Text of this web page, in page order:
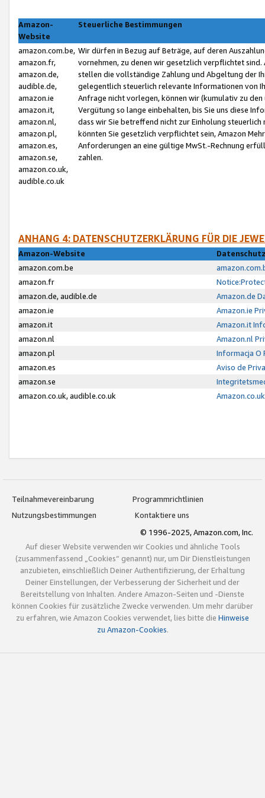
Amazon-
Website
Steuerliche Bestimmungen
amazon.com.be,
amazon.fr,
amazon.de,
audible.de,
amazon.ie
amazon.it,
amazon.nl,
amazon.pl,
amazon.es,
amazon.se,
amazon.co.uk,
audible.co.uk
Wir dürfen in Bezug auf Beträge, auf deren
vornehmen, zu denen wir gesetzlich verpflichtet
stellen die vollständige Zahlung und Abgeltung der
gelegentlich steuerlich relevante Informationen von
Anfrage nicht vorlegen, können wir (kumulativ zu
Vergütung so lange einbehalten, bis Sie uns diese
dass wir Sie betreffend nicht zur Einholung
könnten Sie gesetzlich verpflichtet sein, Amazon
Anforderungen an eine gültige MwSt.-Rechnung
zahlen.
ANHANG 4: DATENSCHUTZERKLÄRUNG FÜR DIE
Amazon-Website
amazon.com.be
amazon.fr
amazon.de, audible.de
Amazon.de
amazon.ie
Amazon.ie
amazon.it
Amazon.it
amazon.nl
Amazon.nl
amazon.pl
Informacja O
amazon.es
Aviso de
amazon.se
amazon.co.uk, audible.co.uk
Teilnahmevereinbarung
Programmrichtlinien
Nutzungsbestimmungen
Kontaktiere uns
© 1996-2025, Amazon.com, Inc.
Auf dieser Website verwenden wir Cookies und ähnliche Tools
(zusammenfassend „Cookies“ genannt) nur, um Dir Dienstleistungen
anzubieten, einschließlich Deiner Authentifizierung, der Erhaltung
Deiner Einstellungen, der Verbesserung der Sicherheit und der
Bereitstellung von Inhalten. Andere Amazon-Seiten und -Dienste
können Cookies für zusätzliche Zwecke verwenden. Um mehr darüber
zu erfahren, wie Amazon Cookies verwendet, lies bitte die Hinweise
zu Amazon-Cookies.